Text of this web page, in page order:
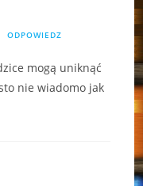
ODPOWIEDZ
mogą uniknąć
nie wiadomo jak